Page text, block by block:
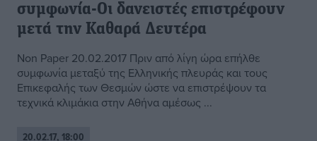
συμφωνία-Οι δανειστές επιστρέφουν
μετά την Καθαρά Δευτέρα
Non Paper 20.02.2017 Πριν από λίγη ώρα επήλθε
συμφωνία μεταξύ της Ελληνικής πλευράς και τους
Επικεφαλής των Θεσμών ώστε να επιστρέψουν τα
τεχνικά κλιμάκια στην Αθήνα αμέσως ...
20.02.17, 18:00